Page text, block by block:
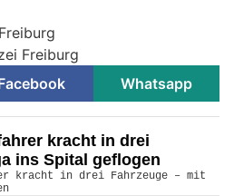
Freiburg
Whatsapp
kracht in drei
ins Spital geflogen